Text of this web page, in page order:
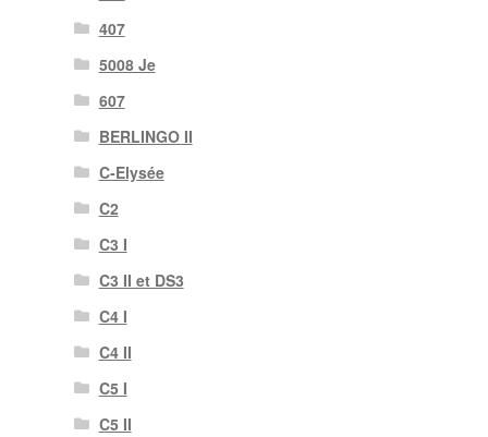
407
5008 Je
607
BERLINGO II
C-Elysée
C2
C3 I
C3 II et DS3
C4 I
C4 II
C5 I
C5 II